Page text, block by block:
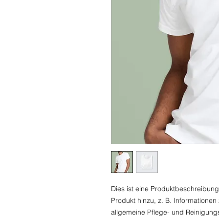
Dies ist eine
Produkt hinzu, z. B.
allgemeine Pflege- und